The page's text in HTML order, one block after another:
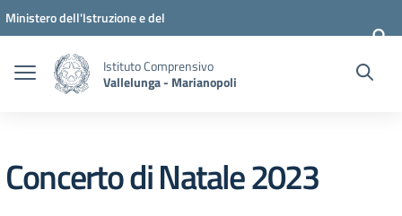
Vai ai contenuti
Vai al menu di navigazione
Vai al footer
Ministero dell'Istruzione e del
Istituto Comprensivo
Vallelunga - Marianopoli
Concerto di Natale 2023